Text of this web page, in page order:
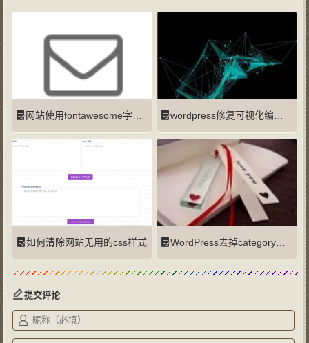
提交评论
网站使用fontawesome字体图标 wordpress修复可视化编辑不显示的问题
如何清除网站无用的css样式 WordPress去掉category的3种方法